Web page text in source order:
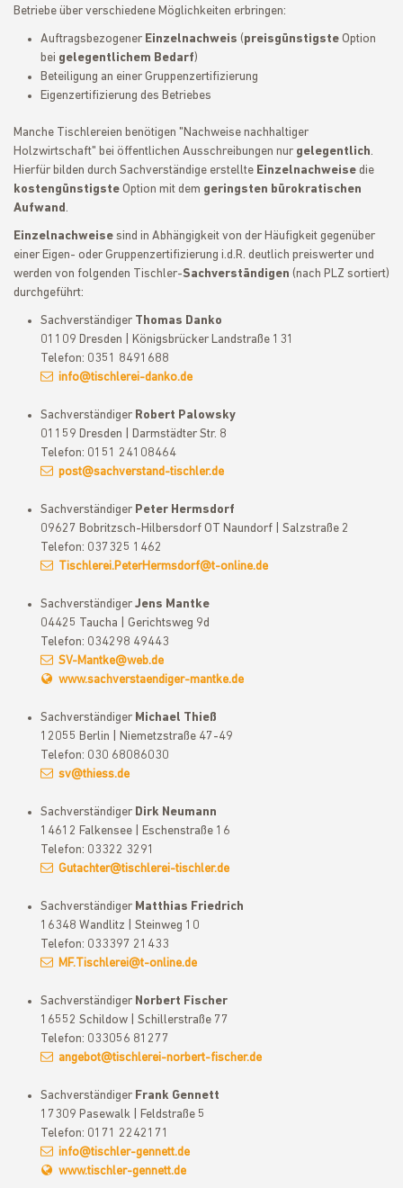
Betriebe über verschiedene Möglichkeiten erbringen:
Auftragsbezogener Einzelnachweis (preisgünstigste Option
bei gelegentlichem Bedarf)
Beteiligung an einer Gruppenzertifizierung
Eigenzertifizierung des Betriebes
Manche Tischlereien benötigen "Nachweise nachhaltiger
Holzwirtschaft" bei öffentlichen Ausschreibungen nur gelegentlich.
Hierfür bilden durch Sachverständige erstellte Einzelnachweise die
kostengünstigste Option mit dem geringsten bürokratischen
Aufwand.
Einzelnachweise sind in Abhängigkeit von der Häufigkeit gegenüber
einer Eigen- oder Gruppenzertifizierung i.d.R. deutlich preiswerter und
werden von folgenden Tischler-Sachverständigen (nach PLZ sortiert)
durchgeführt:
Sachverständiger Thomas Danko
01109 Dresden | Königsbrücker Landstraße 131
Telefon: 0351 8491688
info@tischlerei-danko.de
Sachverständiger Robert Palowsky
01159 Dresden | Darmstädter Str. 8
Telefon: 0151 24108464
post@sachverstand-tischler.de
Sachverständiger Peter Hermsdorf
09627 Bobritzsch-Hilbersdorf OT Naundorf | Salzstraße 2
Telefon: 037325 1462
Tischlerei.PeterHermsdorf@t-online.de
Sachverständiger Jens Mantke
04425 Taucha | Gerichtsweg 9d
Telefon: 034298 49443
SV-Mantke@web.de
www.sachverstaendiger-mantke.de
Sachverständiger Michael Thieß
12055 Berlin | Niemetzstraße 47-49
Telefon: 030 68086030
sv@thiess.de
Sachverständiger Dirk Neumann
14612 Falkensee | Eschenstraße 16
Telefon: 03322 3291
Gutachter@tischlerei-tischler.de
Sachverständiger Matthias Friedrich
16348 Wandlitz | Steinweg 10
Telefon: 033397 21433
MF.Tischlerei@t-online.de
Sachverständiger Norbert Fischer
16552 Schildow | Schillerstraße 77
Telefon: 033056 81277
angebot@tischlerei-norbert-fischer.de
Sachverständiger Frank Gennett
17309 Pasewalk | Feldstraße 5
Telefon: 0171 2242171
info@tischler-gennett.de
www.tischler-gennett.de